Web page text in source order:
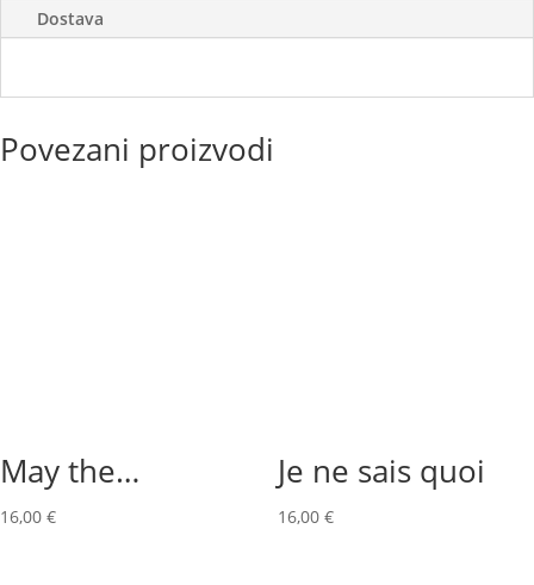
Dostava
Povezani proizvodi
May the…
16,00 €
Je ne sais quoi
16,00 €